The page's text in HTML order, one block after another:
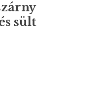
sült